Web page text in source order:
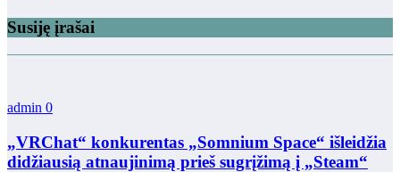
Susiję įrašai
admin 0
„VRChat“ konkurentas „Somnium Space“ išleidžia
didžiausią atnaujinimą prieš sugrįžimą į „Steam“